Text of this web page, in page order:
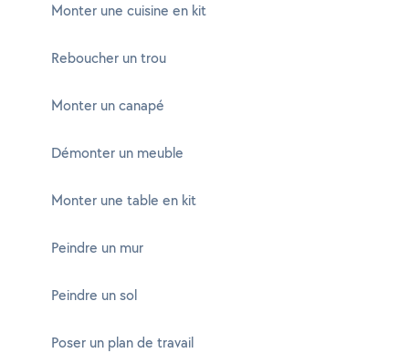
Monter une cuisine en kit
Reboucher un trou
Monter un canapé
Démonter un meuble
Monter une table en kit
Peindre un mur
Peindre un sol
Poser un plan de travail